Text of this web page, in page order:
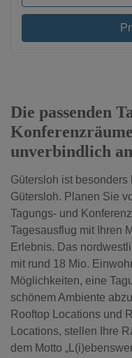
Die passenden
unverbindlich
Gütersloh ist besonders
Gütersloh. Planen Sie
Tagungs- und
Tagesausflug mit Ihren
Erlebnis. Das
mit rund 18 Mio.
Möglichkeiten, eine
schönem Ambiente
Rooftop Locations und
Locations, stellen Ihre
dem Motto